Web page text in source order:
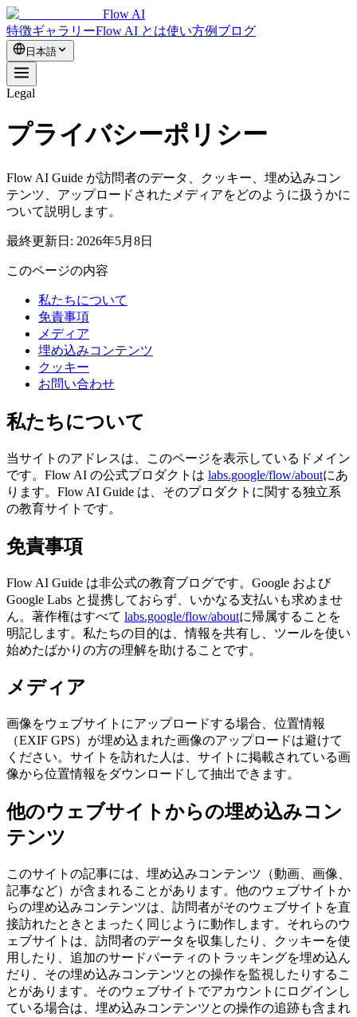
Flow AI
特徴ギャラリーFlow AI とは使い方例 ブログ
日本語
Legal
プライバシーポリシー
Flow AI Guide が訪問者のデータ、クッキー、埋め込みコン
テンツ、アップロードされたメディアをどのように扱うかに
ついて説明します。
最終更新日: 2026年5月8日
このページの内容
私たちについて
免責事項
メディア
埋め込みコンテンツ
クッキー
お問い合わせ
私たちについて
当サイトのアドレスは、このページを表示しているドメイン
です。Flow AI の公式プロダクトは labs.google/flow/aboutにあ
ります。Flow AI Guide は、そのプロダクトに関する独立系
の教育サイトです。
免責事項
Flow AI Guide は非公式の教育ブログです。Google および
Google Labs と提携しておらず、いかなる支払いも求めませ
ん。著作権はすべて labs.google/flow/aboutに帰属することを
明記します。私たちの目的は、情報を共有し、ツールを使い
始めたばかりの方の理解を助けることです。
メディア
画像をウェブサイトにアップロードする場合、位置情報
（EXIF GPS）が埋め込まれた画像のアップロードは避けて
ください。サイトを訪れた人は、サイトに掲載されている画
像から位置情報をダウンロードして抽出できます。
他のウェブサイトからの埋め込みコン
テンツ
このサイトの記事には、埋め込みコンテンツ（動画、画像、
記事など）が含まれることがあります。他のウェブサイトか
らの埋め込みコンテンツは、訪問者がそのウェブサイトを直
接訪れたときとまったく同じように動作します。それらのウ
ェブサイトは、訪問者のデータを収集したり、クッキーを使
用したり、追加のサードパーティのトラッキングを埋め込ん
だり、その埋め込みコンテンツとの操作を監視したりするこ
とがあります。そのウェブサイトでアカウントにログインし
ている場合は、埋め込みコンテンツとの操作の追跡も含まれ